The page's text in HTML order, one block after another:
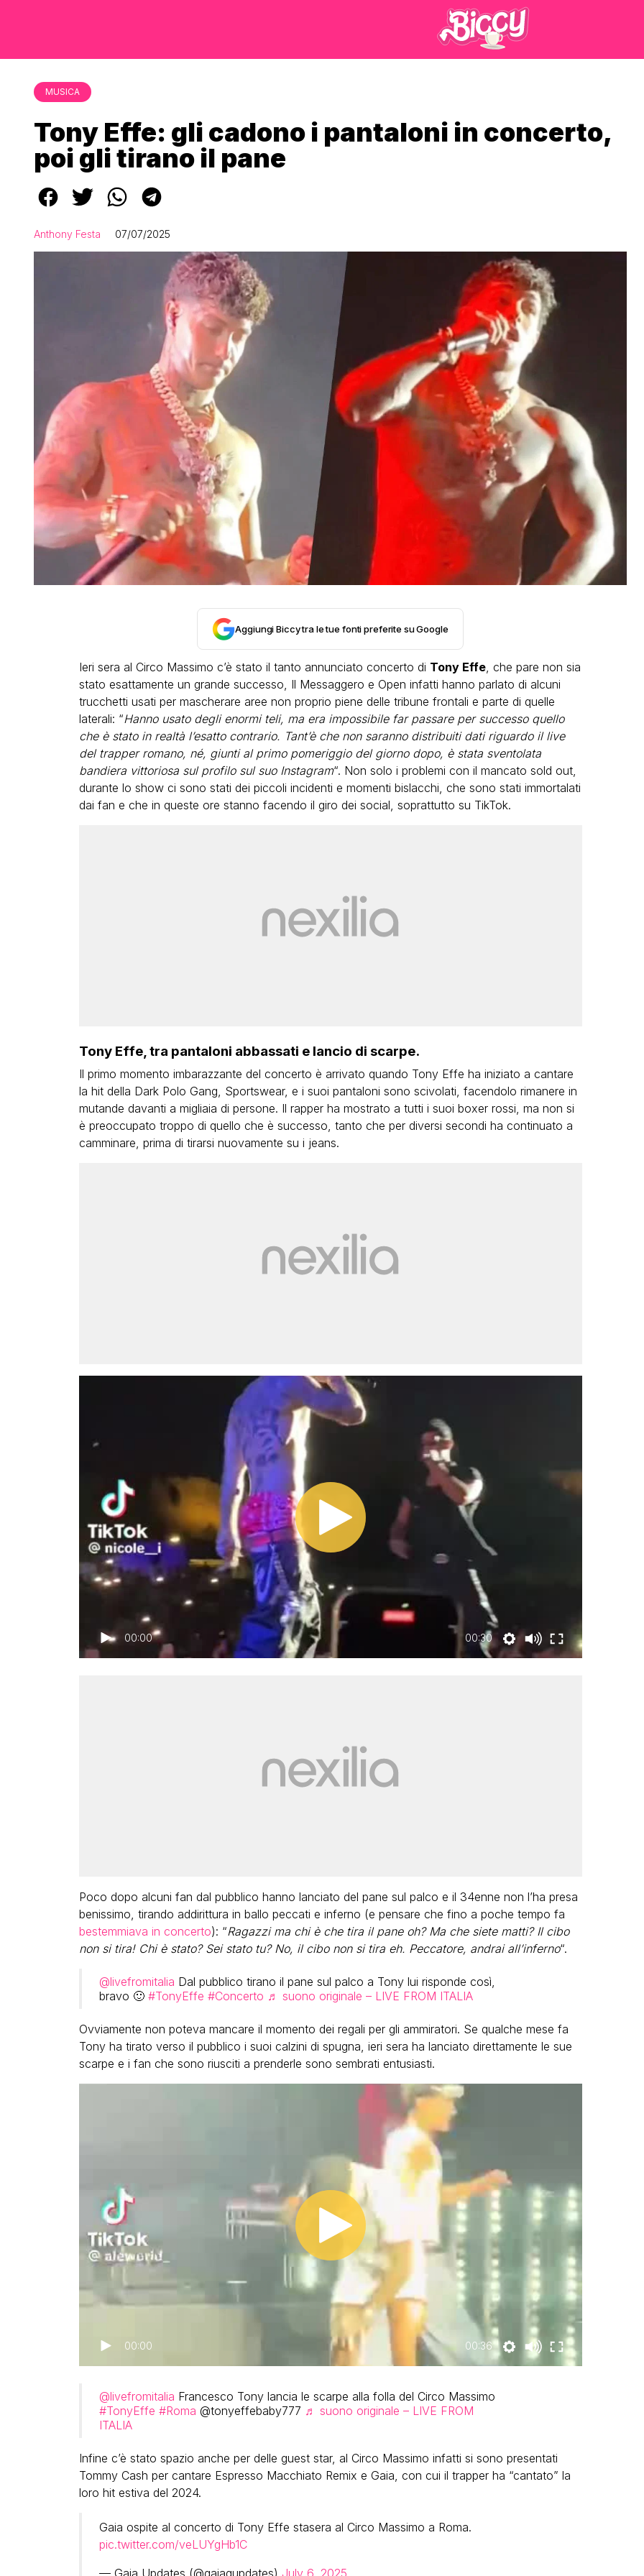
MUSICA
Tony Effe: gli cadono i pantaloni in concerto,
poi gli tirano il pane
Anthony Festa 07/07/2025
Aggiungi Biccy tra le tue fonti preferite su Google
Ieri sera al Circo Massimo c’è stato il tanto annunciato concerto di Tony Effe, che pare non sia
stato esattamente un grande successo, Il Messaggero e Open infatti hanno parlato di alcuni
trucchetti usati per mascherare aree non proprio piene delle tribune frontali e parte di quelle
laterali: “Hanno usato degli enormi teli, ma era impossibile far passare per successo quello
che è stato in realtà l’esatto contrario. Tant’è che non saranno distribuiti dati riguardo il live
del trapper romano, né, giunti al primo pomeriggio del giorno dopo, è stata sventolata
bandiera vittoriosa sul profilo sul suo Instagram“. Non solo i problemi con il mancato sold out,
durante lo show ci sono stati dei piccoli incidenti e momenti bislacchi, che sono stati immortalati
dai fan e che in queste ore stanno facendo il giro dei social, soprattutto su TikTok.
Tony Effe, tra pantaloni abbassati e lancio di scarpe.
Il primo momento imbarazzante del concerto è arrivato quando Tony Effe ha iniziato a cantare
la hit della Dark Polo Gang, Sportswear, e i suoi pantaloni sono scivolati, facendolo rimanere in
mutande davanti a migliaia di persone. Il rapper ha mostrato a tutti i suoi boxer rossi, ma non si
è preoccupato troppo di quello che è successo, tanto che per diversi secondi ha continuato a
camminare, prima di tirarsi nuovamente su i jeans.
00:00 00:30
Poco dopo alcuni fan dal pubblico hanno lanciato del pane sul palco e il 34enne non l’ha presa
benissimo, tirando addirittura in ballo peccati e inferno (e pensare che fino a poche tempo fa
bestemmiava in concerto): “Ragazzi ma chi è che tira il pane oh? Ma che siete matti? Il cibo
non si tira! Chi è stato? Sei stato tu? No, il cibo non si tira eh. Peccatore, andrai all’inferno“.
@livefromitalia Dal pubblico tirano il pane sul palco a Tony lui risponde così,
bravo 🙂 #TonyEffe #Concerto ♬ suono originale – LIVE FROM ITALIA
Ovviamente non poteva mancare il momento dei regali per gli ammiratori. Se qualche mese fa
Tony ha tirato verso il pubblico i suoi calzini di spugna, ieri sera ha lanciato direttamente le sue
scarpe e i fan che sono riusciti a prenderle sono sembrati entusiasti.
00:00 00:36
@livefromitalia Francesco Tony lancia le scarpe alla folla del Circo Massimo
#TonyEffe #Roma @tonyeffebaby777 ♬ suono originale – LIVE FROM
ITALIA
Infine c’è stato spazio anche per delle guest star, al Circo Massimo infatti si sono presentati
Tommy Cash per cantare Espresso Macchiato Remix e Gaia, con cui il trapper ha “cantato” la
loro hit estiva del 2024.
Gaia ospite al concerto di Tony Effe stasera al Circo Massimo a Roma.
pic.twitter.com/veLUYgHb1C
LGBT
Bambola Star, la festa di
compleanno con tutte le grandi
VIRAL
Camilla Milanesi lascia tutto:
“Addio cike mie, siete state una